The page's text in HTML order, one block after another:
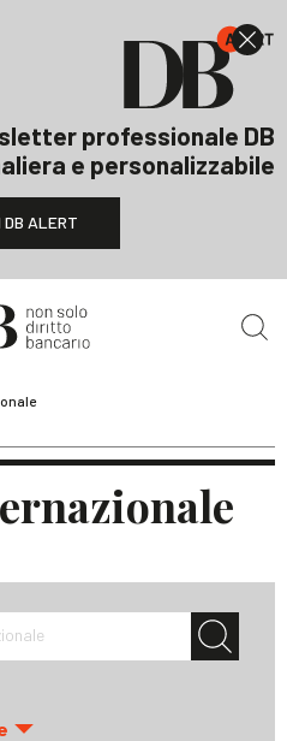
professionale DB
e personalizzabile
DB ALERT